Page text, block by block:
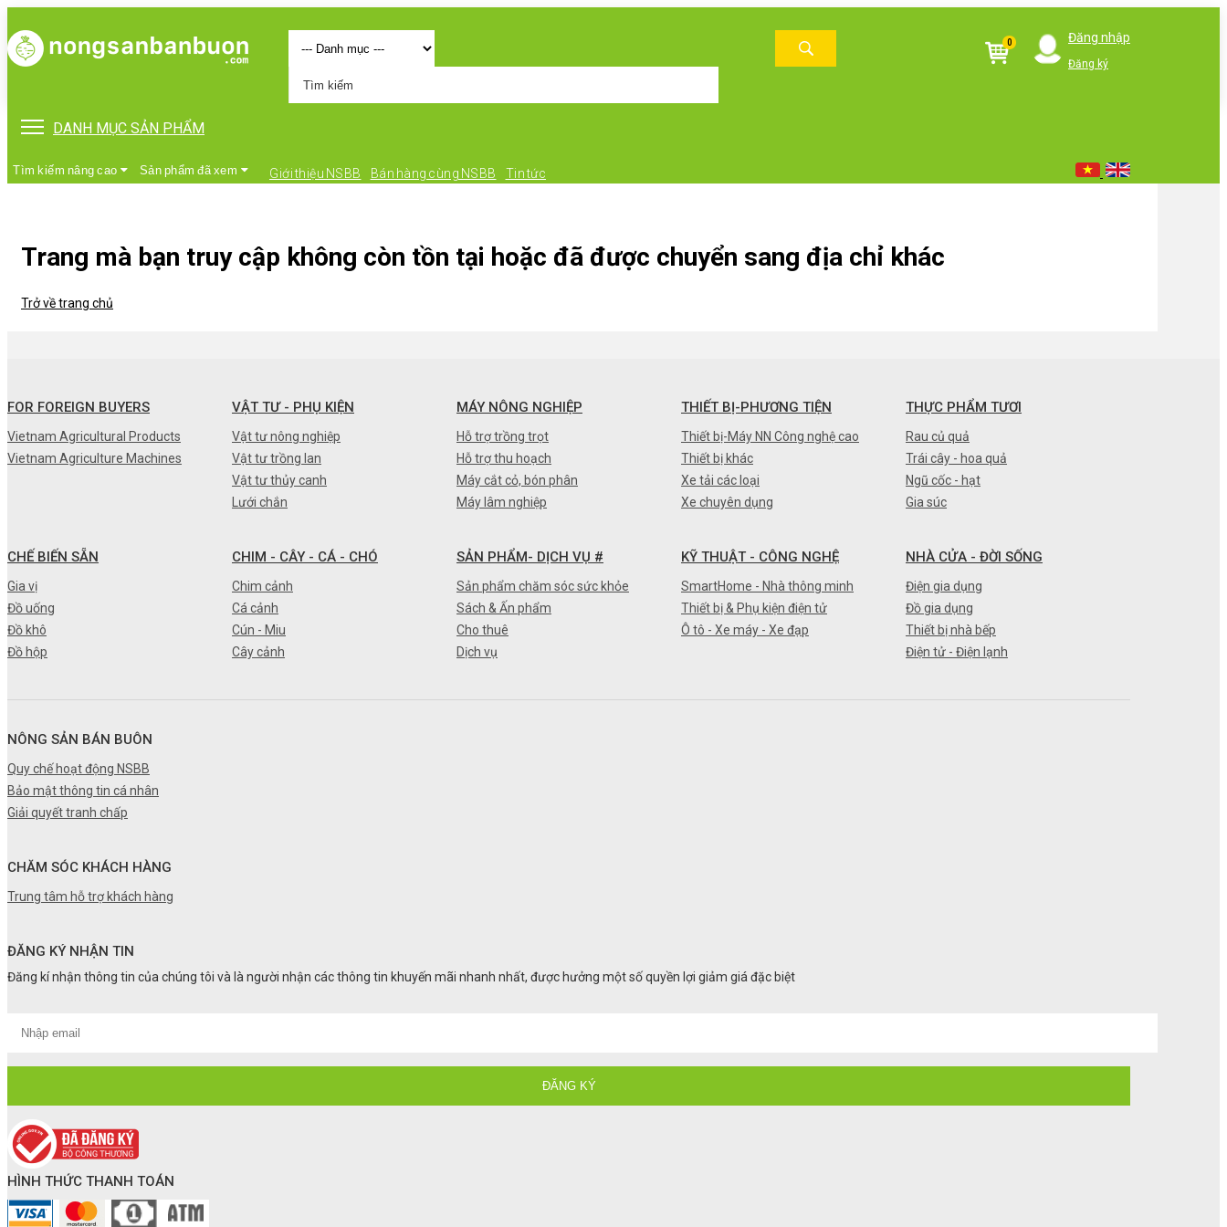
0 Đăng nhập
Đăng ký
DANH MỤC SẢN PHẨM
Tìm kiếm nâng cao Sản phẩm đã xem Giới thiệu NSBB Bán hàng cùng NSBB Tin tức
•
• Máy nông nghiệp
• Thiết bị-Phương tiện
•
• Sản phẩm- Dịch vụ #
• Kỹ thuật - Công nghệ
Trang mà bạn truy cập không còn tồn tại hoặc đã được chuyển sang địa chỉ khác
Trở về trang chủ
FOR FOREIGN BUYERS
Vietnam Agricultural Products
Vietnam Agriculture Machines
VẬT TƯ - PHỤ KIỆN
Vật tư nông nghiệp
Vật tư trồng lan
Vật tư thủy canh
Lưới chắn
MÁY NÔNG NGHIỆP
Hỗ trợ trồng trọt
Hỗ trợ thu hoạch
Máy cắt cỏ, bón phân
Máy lâm nghiệp
THIẾT BỊ-PHƯƠNG TIỆN
Thiết bị-Máy NN Công nghệ cao
Thiết bị khác
Xe tải các loại
Xe chuyên dụng
THỰC PHẨM TƯƠI
Rau củ quả
Trái cây - hoa quả
Ngũ cốc - hạt
Gia súc
CHẾ BIẾN SẴN
Gia vị
Đồ uống
Đồ khô
Đồ hộp
CHIM - CÂY - CÁ - CHÓ
Chim cảnh
Cá cảnh
Cún - Miu
Cây cảnh
SẢN PHẨM- DỊCH VỤ #
Sản phẩm chăm sóc sức khỏe
Sách & Ấn phẩm
Cho thuê
Dịch vụ
KỸ THUẬT - CÔNG NGHỆ
SmartHome - Nhà thông minh
Thiết bị & Phụ kiện điện tử
Ô tô - Xe máy - Xe đạp
NHÀ CỬA - ĐỜI SỐNG
Điện gia dụng
Đồ gia dụng
Thiết bị nhà bếp
Điện tử - Điện lạnh
NÔNG SẢN BÁN BUÔN
Quy chế hoạt động NSBB
Bảo mật thông tin cá nhân
Giải quyết tranh chấp
CHĂM SÓC KHÁCH HÀNG
Trung tâm hỗ trợ khách hàng
ĐĂNG KÝ NHẬN TIN
Đăng kí nhận thông tin của chúng tôi và là người nhận các thông tin khuyến mãi nhanh nhất, được hưởng một số quyền lợi giảm giá đặc biệt
HÌNH THỨC THANH TOÁN